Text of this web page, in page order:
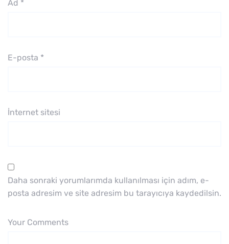
Ad *
E-posta *
İnternet sitesi
Daha sonraki yorumlarımda kullanılması için adım, e-
posta adresim ve site adresim bu tarayıcıya kaydedilsin.
Your Comments